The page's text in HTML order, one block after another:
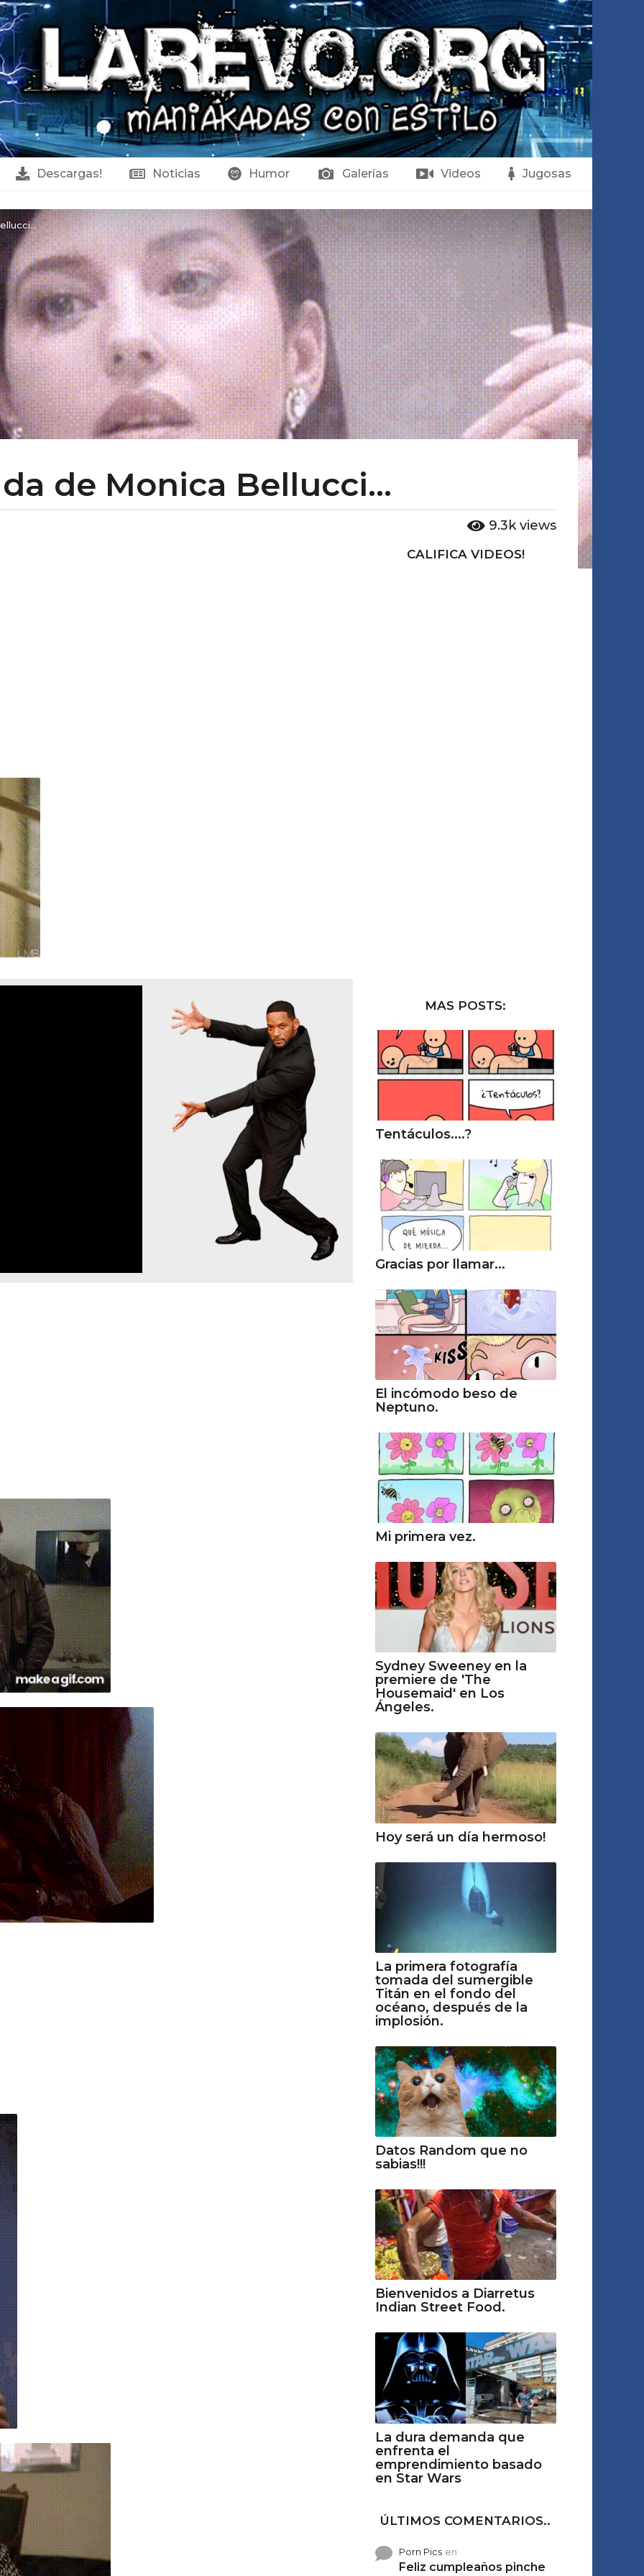
Descargas! Noticias Humor Galerías Videos Jugosas
de Monica Bellucci...
9.3k views
CALIFICA VIDEOS!
MAS POSTS:
Tentáculos....?
Gracias por llamar...
El incómodo beso de
Neptuno.
Mi primera vez.
Sydney Sweeney en la
premiere de 'The
Housemaid' en Los
Ángeles.
Hoy será un día hermoso!
La primera fotografía
tomada del sumergible
Titán en el fondo del
océano, después de la
implosión.
Datos Random que no
sabias!!!
Bienvenidos a Diarretus
Indian Street Food.
La dura demanda que
enfrenta el
emprendimiento basado
en Star Wars
ÚLTIMOS COMENTARIOS..
Porn Picsen
Feliz cumpleaños pinche